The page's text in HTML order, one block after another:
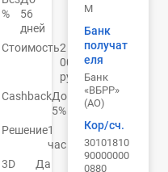
%
56
дней
Стоимость2
000
руб.
CashbackДо
5%
Решение1
час
3D
Да
M
Банк
получат
еля
Банк
«ВБРР»
(АО)
Кор/сч.
30101810
90000000
0880